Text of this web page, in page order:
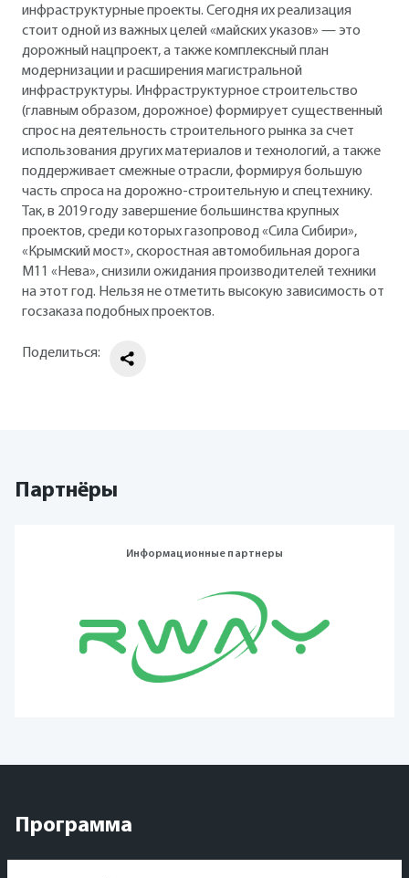
инфраструктурные проекты. Сегодня их реализация
стоит одной из важных целей «майских указов» — это
дорожный нацпроект, а также комплексный план
модернизации и расширения магистральной
инфраструктуры. Инфраструктурное строительство
(главным образом, дорожное) формирует существенный
спрос на деятельность строительного рынка за счет
использования других материалов и технологий, а также
поддерживает смежные отрасли, формируя большую
часть спроса на дорожно-строительную и спецтехнику.
Так, в 2019 году завершение большинства крупных
проектов, среди которых газопровод «Сила Сибири»,
«Крымский мост», скоростная автомобильная дорога
М11 «Нева», снизили ожидания производителей техники
на этот год. Нельзя не отметить высокую зависимость от
госзаказа подобных проектов.
Поделиться:
Партнёры
Информационные партнеры
Программа